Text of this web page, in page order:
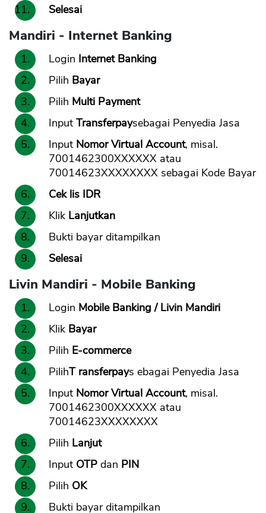
Selesai
Mandiri - Internet Banking
Login Internet Banking
Pilih Bayar
Pilih Multi Payment
Input Transferpaysebagai Penyedia Jasa
Input Nomor Virtual Account, misal.
7001462300XXXXXX atau
70014623XXXXXXXX sebagai Kode Bayar
Cek lis IDR
Klik Lanjutkan
Bukti bayar ditampilkan
Selesai
Livin Mandiri - Mobile Banking
Login Mobile Banking / Livin Mandiri
Klik Bayar
Pilih E-commerce
PilihT ransferpays ebagai Penyedia Jasa
Input Nomor Virtual Account, misal.
7001462300XXXXXX atau
70014623XXXXXXXX
Pilih Lanjut
Input OTP dan PIN
Pilih OK
Bukti bayar ditampilkan